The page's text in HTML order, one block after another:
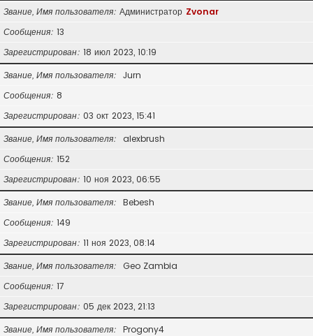
Звание, Имя пользователя Администратор Zvonar
Сообщения 13
Зарегистрирован 18 июл 2023, 10:19
Звание, Имя пользователя
Jurn
Сообщения 8
Зарегистрирован 03 окт 2023, 15:41
Звание, Имя пользователя
alexbrush
Сообщения 152
Зарегистрирован 10 ноя 2023, 06:55
Звание, Имя пользователя
Bebesh
Сообщения 149
Зарегистрирован 11 ноя 2023, 08:14
Звание, Имя пользователя
Geo Zambia
Сообщения 17
Зарегистрирован 05 дек 2023, 21:13
Звание, Имя пользователя
Progony4